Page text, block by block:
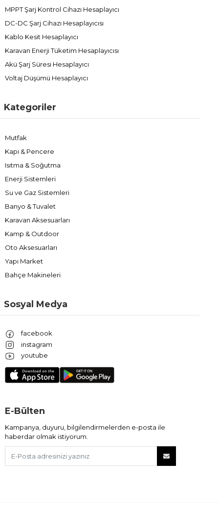
MPPT Şarj Kontrol Cihazı Hesaplayıcı
DC-DC Şarj Cihazı Hesaplayıcısı
Kablo Kesit Hesaplayıcı
Karavan Enerji Tüketim Hesaplayıcısı
Akü Şarj Süresi Hesaplayıcı
Voltaj Düşümü Hesaplayıcı
Kategoriler
Mutfak
Kapı & Pencere
Isıtma & Soğutma
Enerji Sistemleri
Su ve Gaz Sistemleri
Banyo & Tuvalet
Karavan Aksesuarları
Kamp & Outdoor
Oto Aksesuarları
Yapı Market
Bahçe Makineleri
Sosyal Medya
facebook
instagram
youtube
E-Bülten
Kampanya, duyuru, bilgilendirmelerden e-posta ile
haberdar olmak istiyorum.